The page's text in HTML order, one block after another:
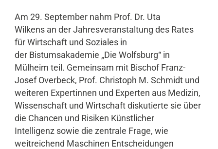
Am 29. September nahm Prof. Dr. Uta
Wilkens an der Jahresveranstaltung des Rates
für Wirtschaft und Soziales in
der Bistumsakademie „Die Wolfsburg“ in
Mülheim teil. Gemeinsam mit Bischof Franz-
Josef Overbeck, Prof. Christoph M. Schmidt und
weiteren Expertinnen und Experten aus Medizin,
Wissenschaft und Wirtschaft diskutierte sie über
die Chancen und Risiken Künstlicher
Intelligenz sowie die zentrale Frage, wie
weitreichend Maschinen Entscheidungen